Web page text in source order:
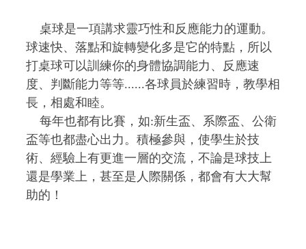
桌球是一項講求靈巧性和反應能力的運動。
球速快、落點和旋轉變化多是它的特點，所以
打桌球可以訓練你的身體協調能力、反應速
度、判斷能力等等......各球員於練習時，教學相
長，相處和睦。
每年也都有比賽，如:新生盃、系際盃、公衛
盃等也都盡心出力。積極參與，使學生於技
術、經驗上有更進一層的交流，不論是球技上
還是學業上，甚至是人際關係，都會有大大幫
助的！